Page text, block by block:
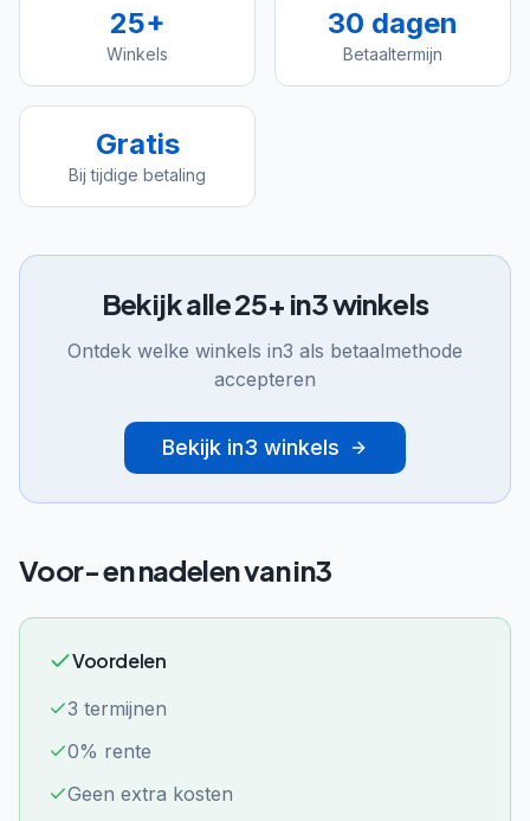
25+
Winkels
30 dagen
Betaaltermijn
Gratis
Bij tijdige betaling
Bekijk alle25+ in3winkels
Ontdek welke winkels in3 als betaalmethode
accepteren
Bekijk in3 winkels
Voor- en nadelen vanin3
Voordelen
3 termijnen
0% rente
Geen extra kosten